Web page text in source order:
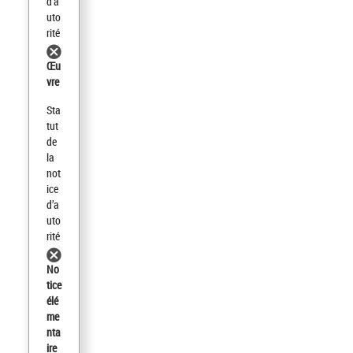
uto
rité
Œu
vre
Sta
tut
de
la
not
ice
d’a
uto
rité
No
tice
élé
me
nta
ire